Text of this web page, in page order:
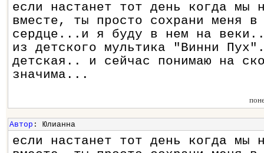
если настанет тот день когда мы
вместе, ты просто сохрани меня в
сердце...и я буду в нем на
из детского мультика "Винни
детская.. и сейчас понимаю на
значима...
Автор : Юлианна
если настанет тот день когда мы